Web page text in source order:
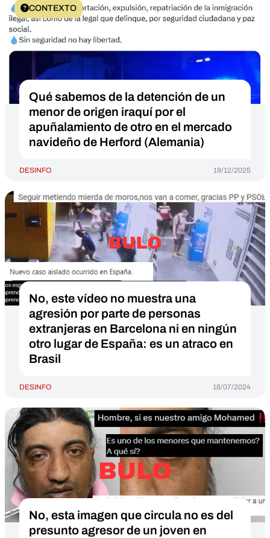
CONTEXTO
Qué sabemos de la detención de un
menor de origen iraquí por el
apuñalamiento de otro en el mercado
navideño de Herford (Alemania)
DESINFO 19/12/2025
No, este vídeo no muestra una
agresión por parte de personas
extranjeras en Barcelona ni en ningún
otro lugar de España: es un atraco en
Brasil
DESINFO 18/07/2024
No, esta imagen que circula no es del
presunto agresor de un joven en